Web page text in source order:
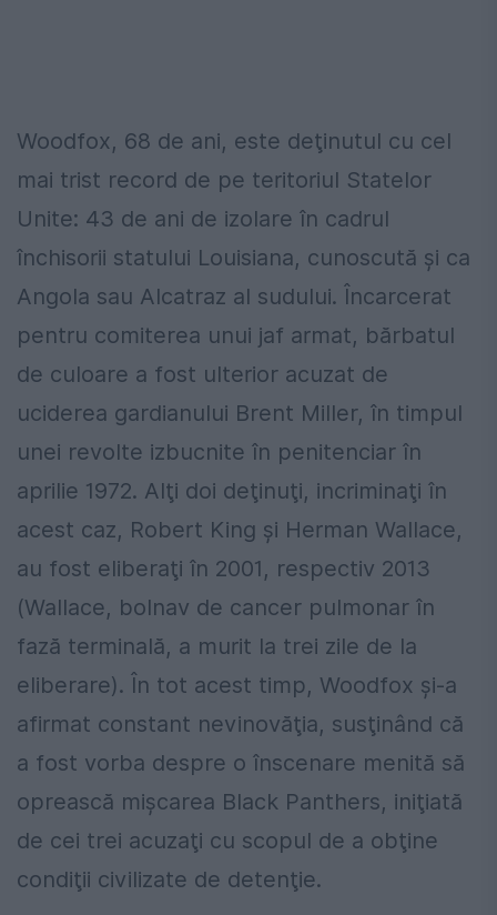
Woodfox, 68 de ani, este deţinutul cu cel
mai trist record de pe teritoriul Statelor
Unite: 43 de ani de izolare în cadrul
închisorii statului Louisiana, cunoscută şi ca
Angola sau Alcatraz al sudului. Încarcerat
pentru comiterea unui jaf armat, bărbatul
de culoare a fost ulterior acuzat de
uciderea gardianului Brent Miller, în timpul
unei revolte izbucnite în penitenciar în
aprilie 1972. Alţi doi deţinuţi, incriminaţi în
acest caz, Robert King şi Herman Wallace,
au fost eliberaţi în 2001, respectiv 2013
(Wallace, bolnav de cancer pulmonar în
fază terminală, a murit la trei zile de la
eliberare). În tot acest timp, Woodfox şi-a
afirmat constant nevinovăţia, susţinând că
a fost vorba despre o înscenare menită să
oprească mişcarea Black Panthers, iniţiată
de cei trei acuzaţi cu scopul de a obţine
condiţii civilizate de detenţie.